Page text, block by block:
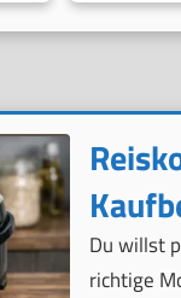
Du willst
richtige